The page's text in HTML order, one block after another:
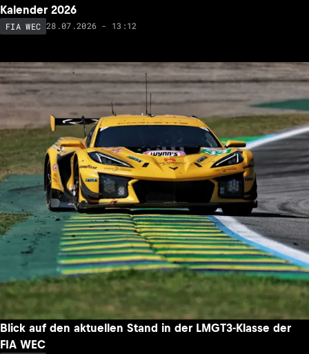
Kalender 2026
FIA WEC 28.07.2026 - 13:12
Blick auf den aktuellen Stand in der LMGT3-Klasse der
FIA WEC